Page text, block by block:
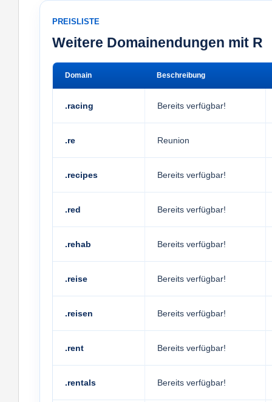
PREISLISTE
Weitere Domainendungen mit R
Domain Beschreibung
.racing Bereits verfügbar!
.re Reunion
.recipes Bereits verfügbar!
.red Bereits verfügbar!
.rehab Bereits verfügbar!
.reise Bereits verfügbar!
.reisen Bereits verfügbar!
.rent Bereits verfügbar!
.rentals Bereits verfügbar!